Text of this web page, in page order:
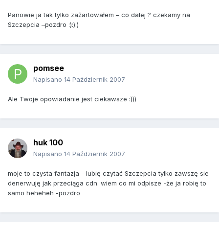
Panowie ja tak tylko zażartowałem – co dalej ? czekamy na
Szczepcia –pozdro :):):)
pomsee
Napisano 14 Październik 2007
Ale Twoje opowiadanie jest ciekawsze :)))
huk 100
Napisano 14 Październik 2007
moje to czysta fantazja - lubię czytać Szczepcia tylko zawszę sie
denerwuję jak przeciąga cdn. wiem co mi odpisze -że ja robię to
samo heheheh -pozdro